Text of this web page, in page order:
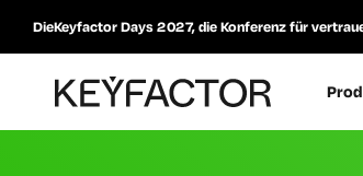
DieKeyfactor Days 2027, die Konferenz für